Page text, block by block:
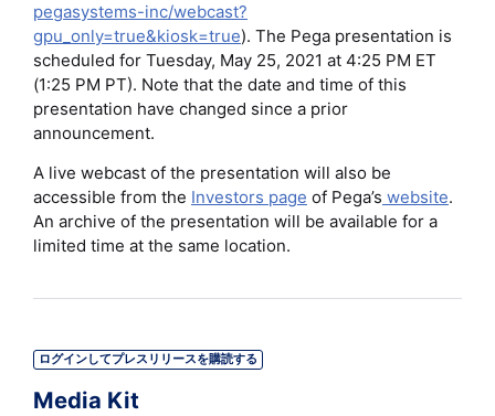
pegasystems-inc/webcast?
gpu_only=true&kiosk=true). The Pega presentation is
scheduled for Tuesday, May 25, 2021 at 4:25 PM ET
(1:25 PM PT). Note that the date and time of this
presentation have changed since a prior
announcement.
A live webcast of the presentation will also be
accessible from the Investors page of Pega’s website.
An archive of the presentation will be available for a
limited time at the same location.
ログインしてプレスリリースを購読する
Media Kit